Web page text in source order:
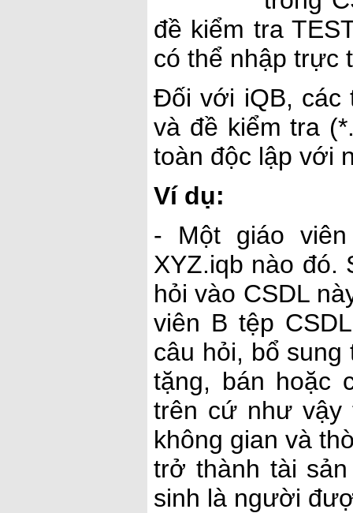
đề kiểm tra
có thể nhập trực
Đối với iQB, các
và đề kiểm tra
toàn độc lập với
Ví dụ:
- Một giáo
XYZ.iqb nào đó.
hỏi vào CSDL
viên B tệp
câu hỏi, bổ sung
tặng, bán hoặc
trên cứ như vậy
không gian và
trở thành tài
sinh là người